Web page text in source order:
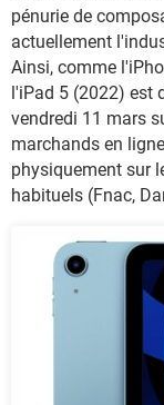
pénurie de
actuellement
Ainsi, comme
l'iPad 5 (2022) est
vendredi 11 mars
marchands en
physiquement sur
habituels (Fnac,